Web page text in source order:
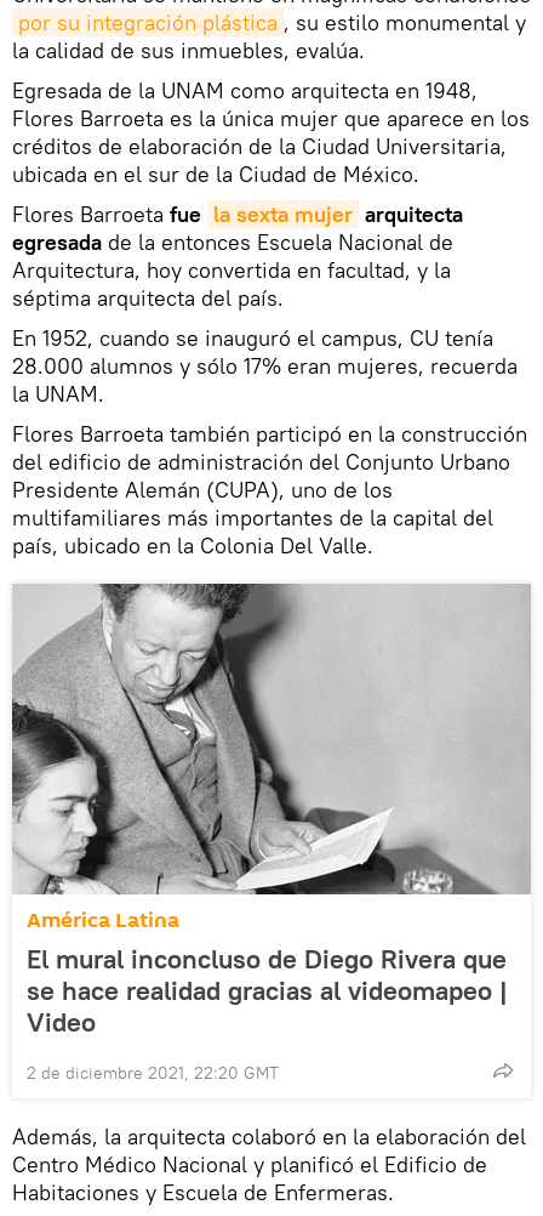
por su integración plástica , su estilo monumental y
la calidad de sus inmuebles, evalúa.
Egresada de la UNAM como arquitecta en 1948,
Flores Barroeta es la única mujer que aparece en los
créditos de elaboración de la Ciudad Universitaria,
ubicada en el sur de la Ciudad de México.
Flores Barroeta fue la sexta mujer arquitecta
egresada de la entonces Escuela Nacional de
Arquitectura, hoy convertida en facultad, y la
séptima arquitecta del país.
En 1952, cuando se inauguró el campus, CU tenía
28.000 alumnos y sólo 17% eran mujeres, recuerda
la UNAM.
Flores Barroeta también participó en la construcción
del edificio de administración del Conjunto Urbano
Presidente Alemán (CUPA), uno de los
multifamiliares más importantes de la capital del
país, ubicado en la Colonia Del Valle.
América Latina
El mural inconcluso de Diego Rivera que
se hace realidad gracias al videomapeo |
Video
2 de diciembre 2021, 22:20 GMT
Además, la arquitecta colaboró en la elaboración del
Centro Médico Nacional y planificó el Edificio de
Habitaciones y Escuela de Enfermeras.